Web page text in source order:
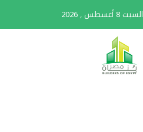
السبت 8 أغسطس , 2026